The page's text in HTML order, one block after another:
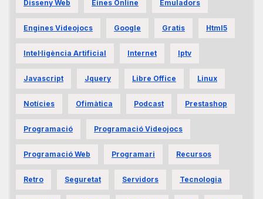
Disseny Web Eines Online Emuladors
Engines Videojocs Google Gratis Html5
Intel·ligència Artificial Internet Iptv
Javascript Jquery Libre Office Linux
Notícies Ofimàtica Podcast Prestashop
Programació Programació Videojocs
Programació Web Programari Recursos
Retro Seguretat Servidors Tecnologia